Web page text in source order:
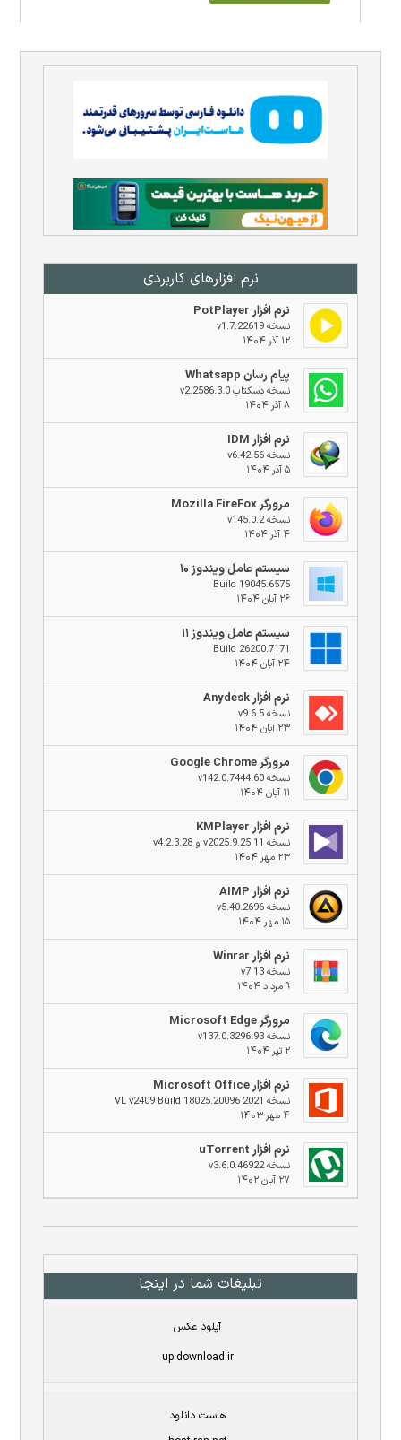
نرم افزار‌های کاربردی
نرم افزار PotPlayer
نسخه v1.7.22619
۱۲ آذر ۱۴۰۴
پیام رسان Whatsapp
نسخه دسکتاپ v2.2586.3.0
۸ آذر ۱۴۰۴
نرم افزار IDM
نسخه v6.42.56
۵ آذر ۱۴۰۴
مرورگر Mozilla FireFox
نسخه v145.0.2
۴ آذر ۱۴۰۴
سیستم عامل ویندوز ۱۰
Build 19045.6575
۲۶ آبان ۱۴۰۴
سیستم عامل ویندوز ۱۱
Build 26200.7171
۲۴ آبان ۱۴۰۴
نرم افزار Anydesk
نسخه v9.6.5
۲۳ آبان ۱۴۰۴
مرورگر Google Chrome
نسخه v142.0.7444.60
۱۱ آبان ۱۴۰۴
نرم افزار KMPlayer
نسخه v2025.9.25.11 و v4.2.3.28
۲۳ مهر ۱۴۰۴
نرم افزار AIMP
نسخه v5.40.2696
۱۵ مهر ۱۴۰۴
نرم افزار Winrar
نسخه v7.13
۹ مرداد ۱۴۰۴
مرورگر Microsoft Edge
نسخه v137.0.3296.93
۲ تیر ۱۴۰۴
نرم افزار Microsoft Office
نسخه 2021 VL v2409 Build 18025.20096
۴ مهر ۱۴۰۳
نرم افزار uTorrent
نسخه v3.6.0.46922
۲۷ آبان ۱۴۰۲
تبلیغات شما در اینجا
آپلود عکس
up.download.ir
هاست دانلود